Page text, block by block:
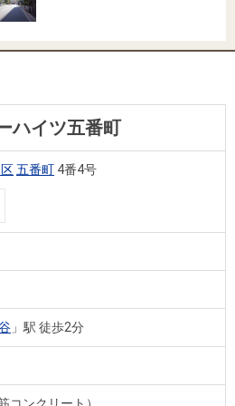
ハイツ五番町
五番町 4番4号
」駅 徒歩2分